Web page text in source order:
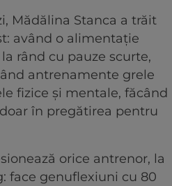
Mădălina Stanca a trăit
având o alimentație
rând cu pauze scurte,
antrenamente grele
fizice și mentale, făcând
în pregătirea pentru
orice antrenor, la
face genuflexiuni cu 80